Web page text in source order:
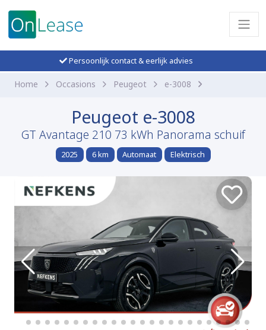
Persoonlijk contact & eerlijk advies
Home Occasions Peugeot e-3008
Peugeot e-3008
GT Avantage 210 73 kWh Panorama schuif
2025 6 km Automaat Elektrisch